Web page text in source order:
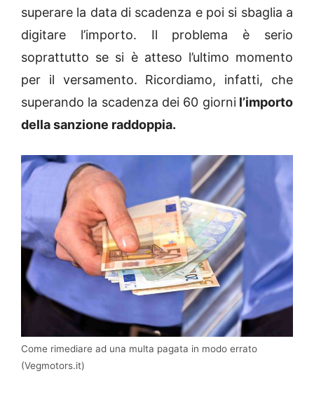
superare la data di scadenza e poi si sbaglia a
digitare l’importo. Il problema è serio
soprattutto se si è atteso l’ultimo momento
per il versamento. Ricordiamo, infatti, che
superando la scadenza dei 60 giornil’importo
della sanzione raddoppia.
Come rimediare ad una multa pagata in modo errato
(Vegmotors.it)